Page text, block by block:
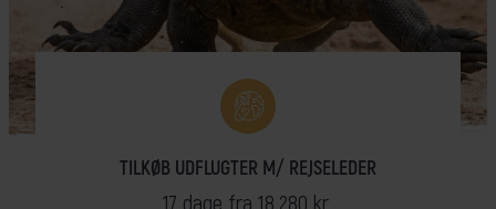
TILKØB UDFLUGTER M/ REJSELEDER